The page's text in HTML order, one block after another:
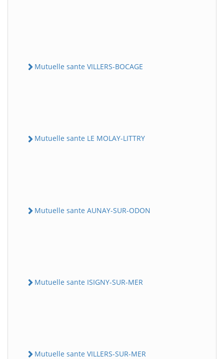
Mutuelle sante VILLERS-BOCAGE
Mutuelle sante LE MOLAY-LITTRY
Mutuelle sante AUNAY-SUR-ODON
Mutuelle sante ISIGNY-SUR-MER
Mutuelle sante VILLERS-SUR-MER